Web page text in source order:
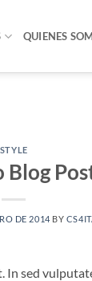
QUIENES
STYLE
Blog
DE 2014 BY
sed